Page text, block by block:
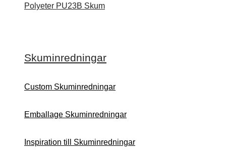
Polyeter PU23B Skum
Skuminredningar
Custom Skuminredningar
Emballage Skuminredningar
Inspiration till Skuminredningar